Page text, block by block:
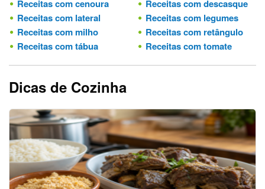
Receitas com cenoura
Receitas com descasque
Receitas com lateral
Receitas com legumes
Receitas com milho
Receitas com retângulo
Receitas com tábua
Receitas com tomate
Dicas de Cozinha